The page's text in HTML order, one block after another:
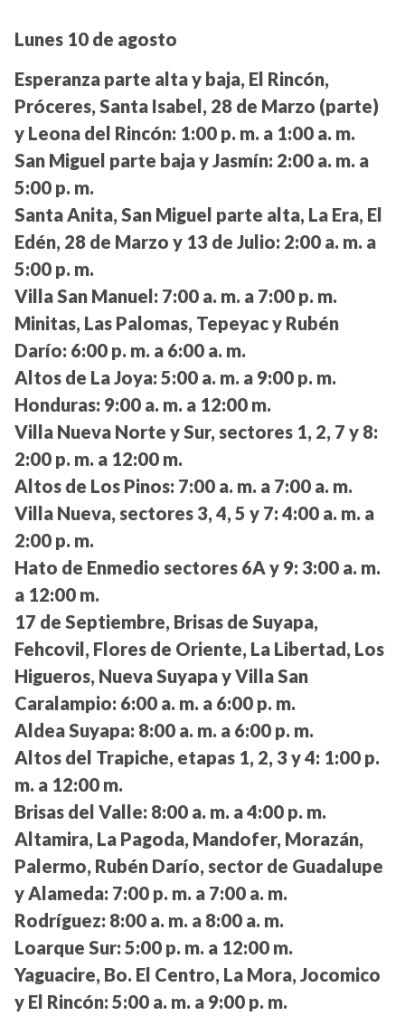
Lunes 10 de agosto
Esperanza parte alta y baja, El Rincón,
Próceres, Santa Isabel, 28 de Marzo (parte)
y Leona del Rincón: 1:00 p. m. a 1:00 a. m.
San Miguel parte baja y Jasmín: 2:00 a. m. a
5:00 p. m.
Santa Anita, San Miguel parte alta, La Era, El
Edén, 28 de Marzo y 13 de Julio: 2:00 a. m. a
5:00 p. m.
Villa San Manuel: 7:00 a. m. a 7:00 p. m.
Minitas, Las Palomas, Tepeyac y Rubén
Darío: 6:00 p. m. a 6:00 a. m.
Altos de La Joya: 5:00 a. m. a 9:00 p. m.
Honduras: 9:00 a. m. a 12:00 m.
Villa Nueva Norte y Sur, sectores 1, 2, 7 y 8:
2:00 p. m. a 12:00 m.
Altos de Los Pinos: 7:00 a. m. a 7:00 a. m.
Villa Nueva, sectores 3, 4, 5 y 7: 4:00 a. m. a
2:00 p. m.
Hato de Enmedio sectores 6A y 9: 3:00 a. m.
a 12:00 m.
17 de Septiembre, Brisas de Suyapa,
Fehcovil, Flores de Oriente, La Libertad, Los
Higueros, Nueva Suyapa y Villa San
Caralampio: 6:00 a. m. a 6:00 p. m.
Aldea Suyapa: 8:00 a. m. a 6:00 p. m.
Altos del Trapiche, etapas 1, 2, 3 y 4: 1:00 p.
m. a 12:00 m.
Brisas del Valle: 8:00 a. m. a 4:00 p. m.
Altamira, La Pagoda, Mandofer, Morazán,
Palermo, Rubén Darío, sector de Guadalupe
y Alameda: 7:00 p. m. a 7:00 a. m.
Rodríguez: 8:00 a. m. a 8:00 a. m.
Loarque Sur: 5:00 p. m. a 12:00 m.
Yaguacire, Bo. El Centro, La Mora, Jocomico
y El Rincón: 5:00 a. m. a 9:00 p. m.